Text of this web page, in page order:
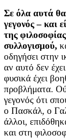
Σε όλα αυτά θα
γεγονός – και
της
συλλογισμού,
οδηγήσει στην
αν αυτό δεν
φυσικά έχει
προβλήματα.
γεγονός ότι
ο Πασκάλ, ο
άλλοι,
και στη